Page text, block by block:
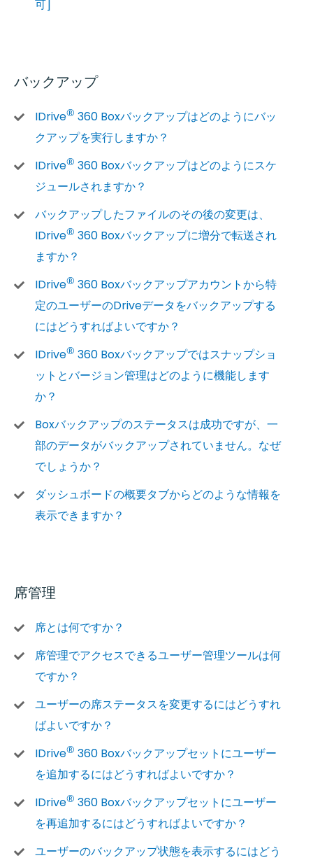
可]
バックアップ
IDrive® 360 Boxバックアップはどのようにバッ
クアップを実行しますか？
IDrive® 360 Boxバックアップはどのようにスケ
ジュールされますか？
バックアップしたファイルのその後の変更は、
IDrive® 360 Boxバックアップに増分で転送され
ますか？
IDrive® 360 Boxバックアップアカウントから特
定のユーザーのDriveデータをバックアップする
にはどうすればよいですか？
IDrive® 360 Boxバックアップではスナップショ
ットとバージョン管理はどのように機能します
か？
Boxバックアップのステータスは成功ですが、一
部のデータがバックアップされていません。なぜ
でしょうか？
ダッシュボードの概要タブからどのような情報を
表示できますか？
席管理
席とは何ですか？
席管理でアクセスできるユーザー管理ツールは何
ですか？
ユーザーの席ステータスを変更するにはどうすれ
ばよいですか？
IDrive® 360 Boxバックアップセットにユーザー
を追加するにはどうすればよいですか？
IDrive® 360 Boxバックアップセットにユーザー
を再追加するにはどうすればよいですか？
ユーザーのバックアップ状態を表示するにはどう